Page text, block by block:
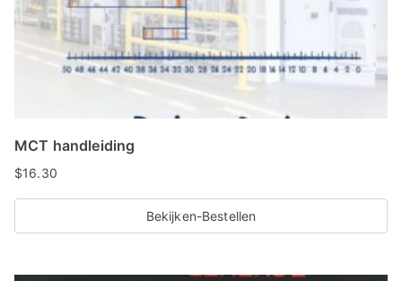
MCT handleiding
$16.30
Bekijken-Bestellen